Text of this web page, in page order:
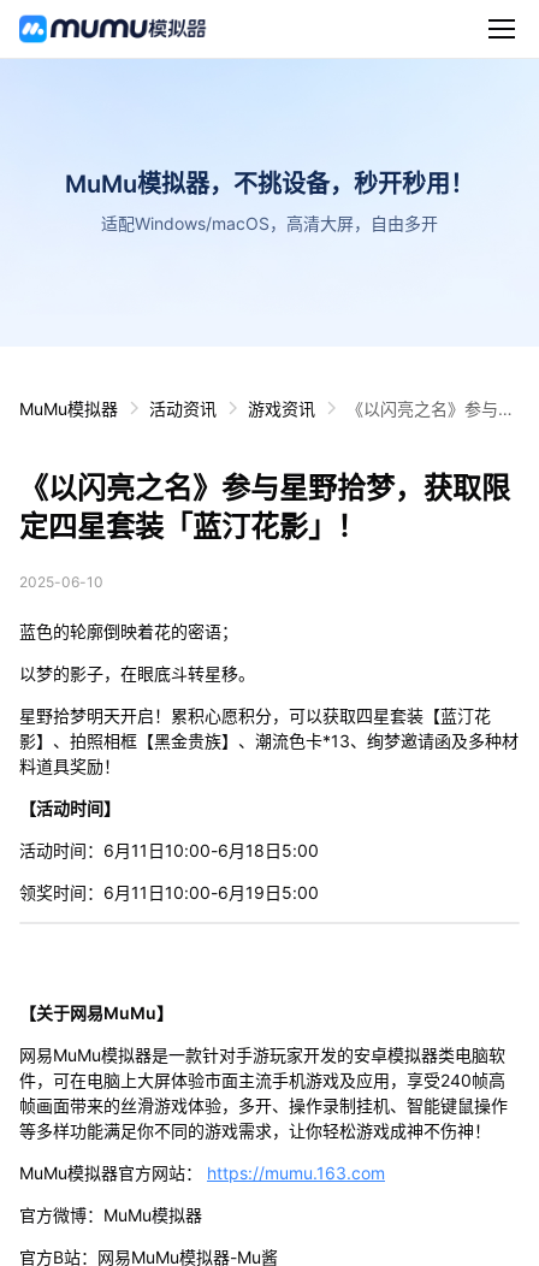
MuMu模拟器，不挑设备，秒开秒用！
适配Windows/macOS，高清大屏，自由多开
MuMu模拟器 活动资讯 游戏资讯
《以闪亮之名》参与星
《以闪亮之名》参与星野拾梦，获取限
定四星套装「蓝汀花影」！
2025-06-10
蓝色的轮廓倒映着花的密语；
以梦的影子，在眼底斗转星移。
星野拾梦明天开启！累积心愿积分，可以获取四星套装【蓝汀花
影】、拍照相框【黑金贵族】、潮流色卡*13、绚梦邀请函及多种材
料道具奖励！
【活动时间】
活动时间：6月11日10:00-6月18日5:00
领奖时间：6月11日10:00-6月19日5:00
【关于网易MuMu】
网易MuMu模拟器是一款针对手游玩家开发的安卓模拟器类电脑软
件，可在电脑上大屏体验市面主流手机游戏及应用，享受240帧高
帧画面带来的丝滑游戏体验，多开、操作录制挂机、智能键鼠操作
等多样功能满足你不同的游戏需求，让你轻松游戏成神不伤神！
MuMu模拟器官方网站： https://mumu.163.com
官方微博：MuMu模拟器
官方B站：网易MuMu模拟器-Mu酱